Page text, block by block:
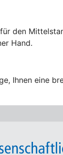
den
Hand.
Ihnen eine